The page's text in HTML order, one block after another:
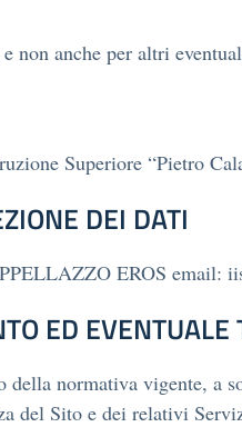
non anche per altri
Superiore “Pietro
DEI DATI
EROS email:
ED
della normativa vigente,
del Sito e dei relativi